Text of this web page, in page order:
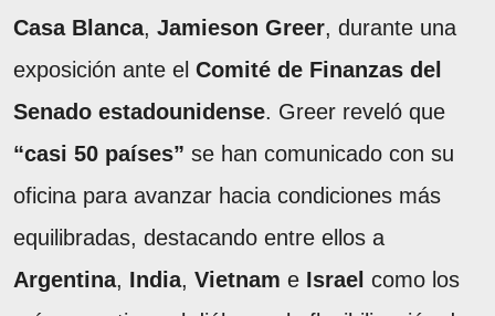
Casa Blanca, Jamieson Greer, durante una
exposición ante el Comité de Finanzas del
Senado estadounidense. Greer reveló que
“casi 50 países” se han comunicado con su
oficina para avanzar hacia condiciones más
equilibradas, destacando entre ellos a
Argentina, India, Vietnam e Israel como los